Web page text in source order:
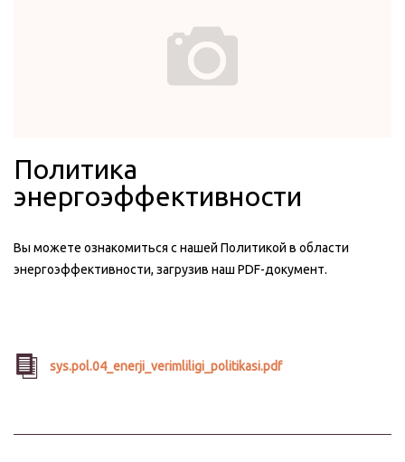
Политика
энергоэффективности
Вы можете ознакомиться с нашей Политикой в области
энергоэффективности, загрузив наш PDF-документ.
sys.pol.04_enerji_verimliligi_politikasi.pdf